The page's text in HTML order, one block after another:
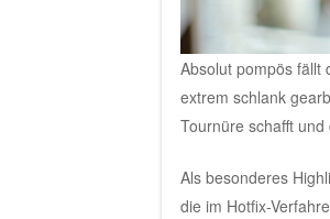
Absolut pompös fällt
extrem schlank
Tournüre schafft
Als besonderes
die im Hotfix-